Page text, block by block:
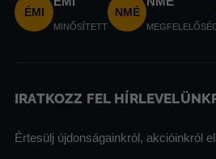
ÉMI
MINŐSÍTETT
NMÉ
IRATKOZZ FEL
Értesülj újdonságainkról, akcióinkról